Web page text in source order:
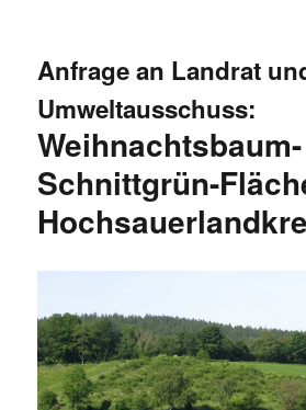
Anfrage an Landrat
Umweltausschuss:
Schnittgrün-